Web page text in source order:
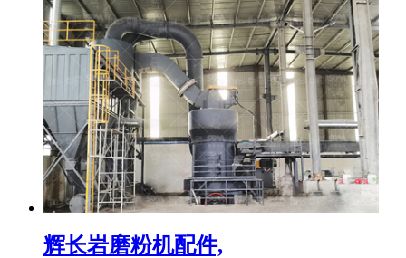
辉长岩磨粉机配件,